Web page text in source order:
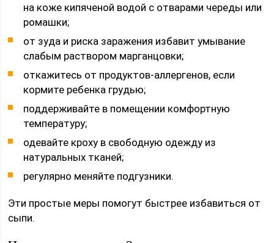
на коже кипяченой водой с отварами череды или
ромашки;
от зуда и риска заражения избавит умывание
слабым раствором марганцовки;
откажитесь от продуктов-аллергенов, если
кормите ребенка грудью;
поддерживайте в помещении комфортную
температуру;
одевайте кроху в свободную одежду из
натуральных тканей;
регулярно меняйте подгузники.
Эти простые меры помогут быстрее избавиться от
сыпи.